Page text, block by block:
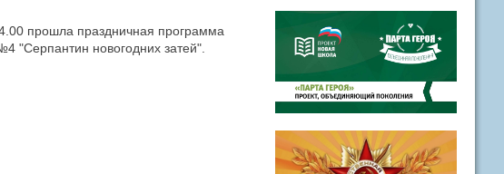
прошла праздничная программа
"Серпантин новогодних затей".